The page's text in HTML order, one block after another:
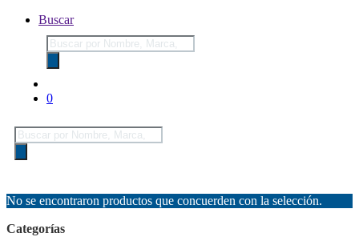
Buscar
Búsqueda
de
productos
0
Búsqueda
de
productos
No se encontraron productos que concuerden con la selección.
Categorías